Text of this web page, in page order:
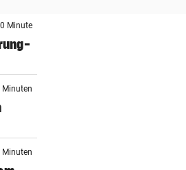
Minute
Minuten
Minuten